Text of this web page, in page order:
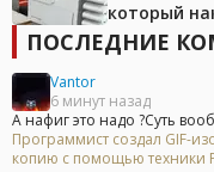
который
ПОСЛЕДНИЕ
Vantor
6 минут назад
А нафиг это надо ?Суть
Программист создал GIF-
копию с помощью техники